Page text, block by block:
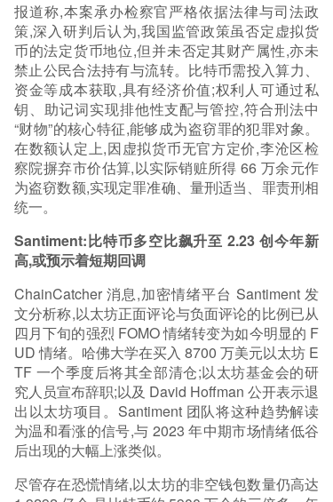
报道称,本案承办检察官严格依据法律与司法政
策,深入研判后认为,我国监管政策虽否定虚拟货
币的法定货币地位,但并未否定其财产属性,亦未
禁止公民合法持有与流转。比特币需投入算力、
资金等成本获取,具有经济价值;权利人可通过私
钥、助记词实现排他性支配与管控,符合刑法中
“财物”的核心特征,能够成为盗窃罪的犯罪对象。
在数额认定上,因虚拟货币无官方定价,李沧区检
察院摒弃市价估算,以实际销赃所得 66 万余元作
为盗窃数额,实现定罪准确、量刑适当、罪责刑相
统一。
Santiment:比特币多空比飙升至 2.23 创今年新
高,或预示着短期回调
ChainCatcher 消息,加密情绪平台 Santiment 发
文分析称,以太坊正面评论与负面评论的比例已从
四月下旬的强烈 FOMO 情绪转变为如今明显的 F
UD 情绪。哈佛大学在买入 8700 万美元以太坊 E
TF 一个季度后将其全部清仓;以太坊基金会的研
究人员宣布辞职;以及 David Hoffman 公开表示退
出以太坊项目。Santiment 团队将这种趋势解读
为温和看涨的信号,与 2023 年中期市场情绪低谷
后出现的大幅上涨类似。
尽管存在恐慌情绪,以太坊的非空钱包数量仍高达